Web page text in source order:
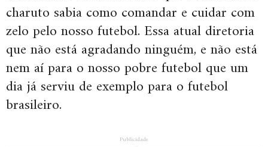
charuto sabia como comandar e cuidar com
zelo pelo nosso futebol. Essa atual diretoria
que não está agradando ninguém, e não está
nem aí para o nosso pobre futebol que um
dia já serviu de exemplo para o futebol
brasileiro.
Publicidade